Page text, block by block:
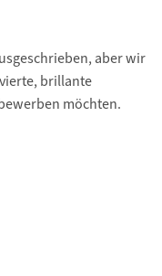
aber wir
brillante
möchten.